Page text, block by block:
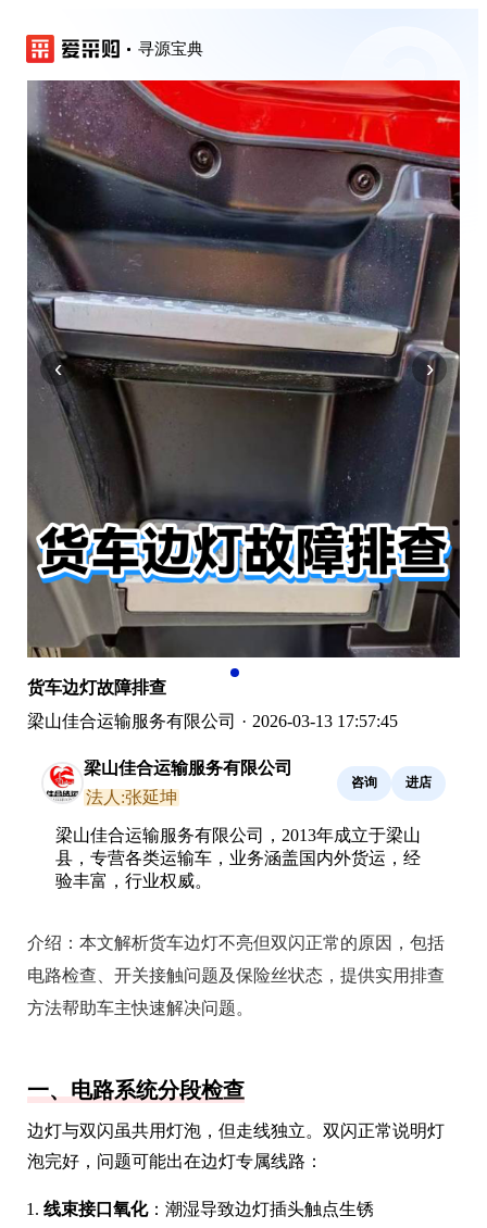
寻源宝典
‹ ›
货车边灯故障排查
梁山佳合运输服务有限公司 · 2026-03-13 17:57:45
梁山佳合运输服务有限公司
法人:张延坤
咨询 进店
梁山佳合运输服务有限公司，2013年成立于梁山
县，专营各类运输车，业务涵盖国内外货运，经
验丰富，行业权威。
介绍： 本文解析货车边灯不亮但双闪正常的原因，包括
电路检查、开关接触问题及保险丝状态，提供实用排查
方法帮助车主快速解决问题。
一、电路系统分段检查
边灯与双闪虽共用灯泡，但走线独立。双闪正常说明灯
泡完好，问题可能出在边灯专属线路：
线束接口氧化：潮湿导致边灯插头触点生锈